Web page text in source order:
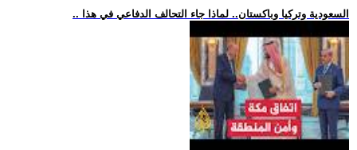
.. السعودية وتركيا وباكستان.. لماذا جاء التحالف الدفاعي في هذا